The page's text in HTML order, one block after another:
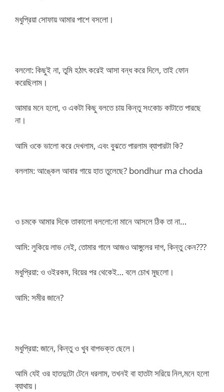
মধুপ্রিয়া সোফায় আমার পাশে বসলো।
বললো: কিছুই না, তুমি হঠাৎ করেই আসা বন্ধ করে দিলে, তাই ফোন
করেছিলাম।
আমার মনে হলো, ও একটা কিছু বলতে চায় কিন্তু সংকোচ কাটাতে পারছে
না।
আমি ওকে ভালো করে দেখলাম, এবং বুঝতে পারলাম ব্যাপারটা কি?
বললাম: আঙ্কেল আবার গায়ে হাত তুলেছে? bondhur ma choda
ও চমকে আমার দিকে তাকালো বললো:না মানে আসলে ঠিক তা না…
আমি: লুকিয়ে লাভ নেই, তোমার গালে আজ‌ও আঙ্গুলের দাগ, কিন্তু কেন???
মধুপ্রিয়া: ও ওইরকম, বিয়ের পর থেকেই… বলে চোখ মুছলো।
আমি: সমীর জানে?
মধুপ্রিয়া: জানে, কিন্তু ও খুব বাপভক্ত ছেলে।
আমি যেই ওর হাতদুটো টেনে ধরলাম, তখনই বা হাতটা সরিয়ে নিল,মনে হলো
ব্যাথায়।